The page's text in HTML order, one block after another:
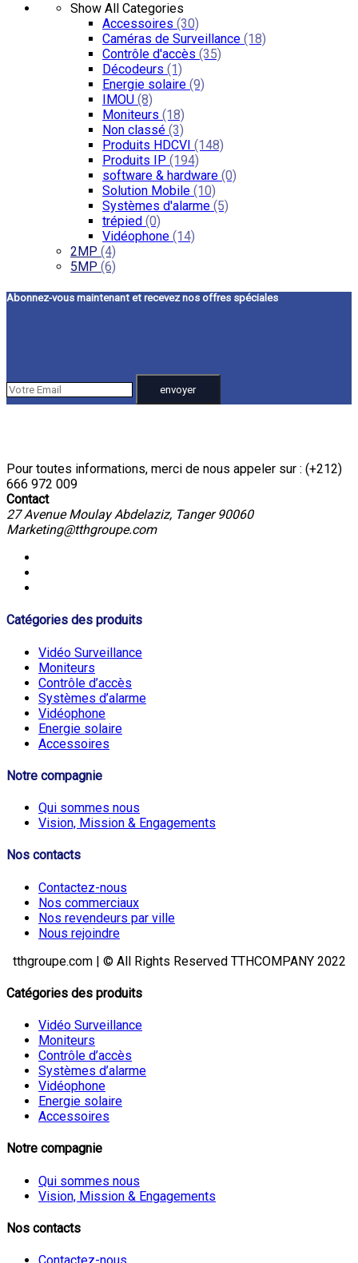
Show All Categories
Accessoires (30)
Caméras de Surveillance (18)
Contrôle d'accès (35)
Décodeurs (1)
Energie solaire (9)
IMOU (8)
Moniteurs (18)
Non classé (3)
Produits HDCVI (148)
Produits IP (194)
software & hardware (0)
Solution Mobile (10)
Systèmes d'alarme (5)
trépied (0)
Vidéophone (14)
2MP (4)
5MP (6)
Abonnez-vous maintenant et recevez nos offres spéciales
Pour toutes informations, merci de nous appeler sur : (+212)
666 972 009
Contact
27 Avenue Moulay Abdelaziz, Tanger 90060
Marketing@tthgroupe.com
Catégories des produits
Vidéo Surveillance
Moniteurs
Contrôle d’accès
Systèmes d’alarme
Vidéophone
Energie solaire
Accessoires
Notre compagnie
Qui sommes nous
Vision, Mission & Engagements
Nos contacts
Contactez-nous
Nos commerciaux
Nos revendeurs par ville
Nous rejoindre
tthgroupe.com | © All Rights Reserved TTHCOMPANY 2022
Catégories des produits
Vidéo Surveillance
Moniteurs
Contrôle d’accès
Systèmes d’alarme
Vidéophone
Energie solaire
Accessoires
Notre compagnie
Qui sommes nous
Vision, Mission & Engagements
Nos contacts